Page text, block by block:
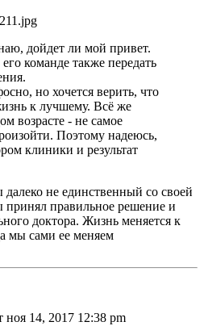
дойдет ли мой привет.
команде также передать
но хочется верить, что
к лучшему. Всё же
возрасте - не самое
Поэтому надеюсь,
клиники и результат
далеко не единственный со своей
принял правильное решение и
доктора. Жизнь меняется к
мы сами ее меняем
ноя 14, 2017 12:38 pm